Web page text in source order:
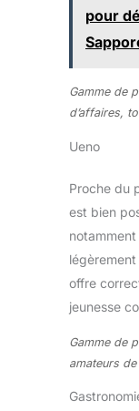
pour
Gamme de
d’affaires,
Ueno
Proche du
est bien
offre
jeunesse
Gamme de
amateurs